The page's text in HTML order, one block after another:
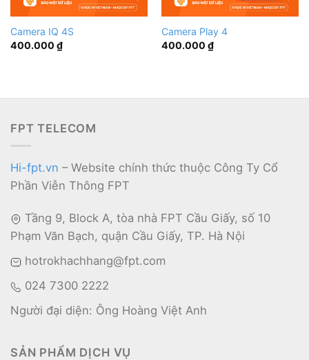
Camera IQ 4S
400.000 ₫
Camera Play 4
400.000 ₫
FPT TELECOM
Hi-fpt.vn – Website chính thức thuộc Công Ty Cổ
Phần Viễn Thông FPT
Tầng 9, Block A, tòa nhà FPT Cầu Giấy, số 10
Phạm Văn Bạch, quận Cầu Giấy, TP. Hà Nội
hotrokhachhang@fpt.com
024 7300 2222
Người đại diện: Ông Hoàng Việt Anh
SẢN PHẨM DỊCH VỤ